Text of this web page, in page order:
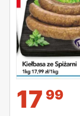
17 99